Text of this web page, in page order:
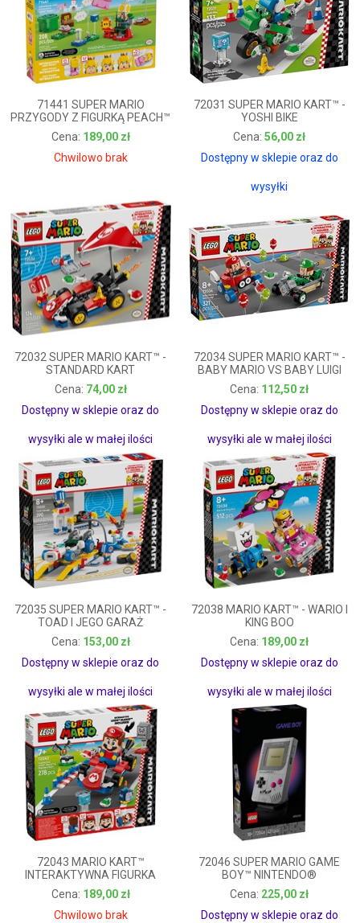
71441 SUPER MARIO
PRZYGODY Z FIGURKĄ PEACH™
189,00 zł
Chwilowo brak
189,00 zł
72031 SUPER MARIO KART™ -
YOSHI BIKE
56,00 zł
Dostępny w sklepie oraz do
wysyłki
56,00 zł
72032 SUPER MARIO KART™ -
STANDARD KART
74,00 zł
Dostępny w sklepie oraz do
wysyłki ale w małej ilości
74,00 zł
72034 SUPER MARIO KART™ -
BABY MARIO VS BABY LUIGI
112,50 zł
Dostępny w sklepie oraz do
wysyłki ale w małej ilości
112,50 zł
72035 SUPER MARIO KART™ -
TOAD I JEGO GARAŻ
153,00 zł
Dostępny w sklepie oraz do
wysyłki ale w małej ilości
153,00 zł
72038 MARIO KART™ - WARIO I
KING BOO
189,00 zł
Dostępny w sklepie oraz do
wysyłki ale w małej ilości
189,00 zł
72043 MARIO KART™
INTERAKTYWNA FIGURKA
LEGO® MARIO
189,00 zł
Chwilowo brak
189,00 zł
72046 SUPER MARIO GAME
BOY™ NINTENDO®
225,00 zł
Dostępny w sklepie oraz do
225,00 zł